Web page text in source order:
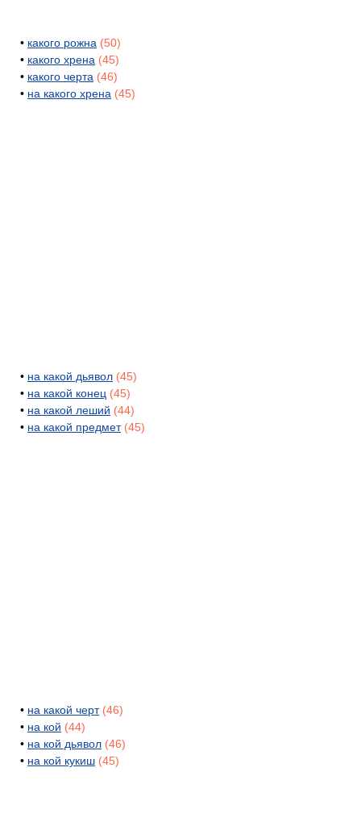
• какого рожна (50)
• какого хрена (45)
• какого черта (46)
• на какого хрена (45)
• на какой дьявол (45)
• на какой конец (45)
• на какой леший (44)
• на какой предмет (45)
• на какой черт (46)
• на кой (44)
• на кой дьявол (46)
• на кой кукиш (45)